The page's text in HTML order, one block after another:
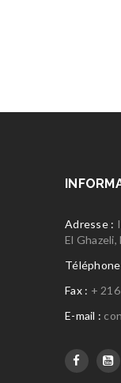
Adresse :
El
Fax : +
E-mail :